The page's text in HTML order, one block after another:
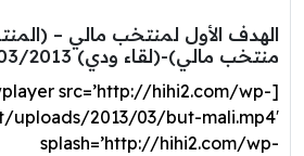
الهدف الأول لمنتخب مالي –
منتخب مالي)-(لقاء ودي) 6/03/2013 –
src=’http://hihi2.com/wp-
uploads/2013/03/but-mali.mp4′
splash=’http://hihi2.com/wp-